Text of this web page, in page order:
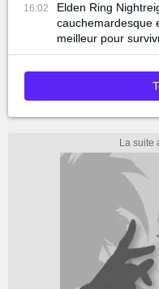
16:02
Elden Ring
cauchemardesque
meilleur pour